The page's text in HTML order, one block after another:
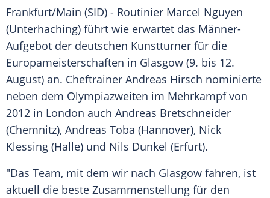
Frankfurt/Main (SID) - Routinier Marcel Nguyen
(Unterhaching) führt wie erwartet das Männer-
Aufgebot der deutschen Kunstturner für die
Europameisterschaften in Glasgow (9. bis 12.
August) an. Cheftrainer Andreas Hirsch nominierte
neben dem Olympiazweiten im Mehrkampf von
2012 in London auch Andreas Bretschneider
(Chemnitz), Andreas Toba (Hannover), Nick
Klessing (Halle) und Nils Dunkel (Erfurt).
"Das Team, mit dem wir nach Glasgow fahren, ist
aktuell die beste Zusammenstellung für den